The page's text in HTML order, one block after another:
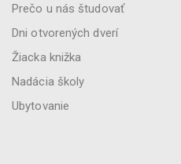
Prečo u nás študovať
Dni otvorených dverí
Žiacka knižka
Nadácia školy
Ubytovanie